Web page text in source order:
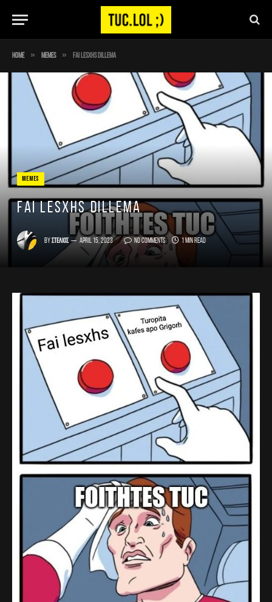
Home » Memes » fai lesxhs dillema
MEMES
fai lesxhs dillema
By Στέλιος April 15, 2023 No Comments 1 Min Read